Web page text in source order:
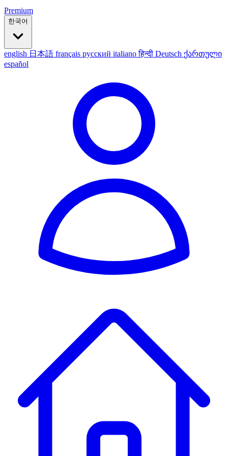
Premium
한국어
english 日本語 français русский italianoहिन्दी Deutsch ქართული
español